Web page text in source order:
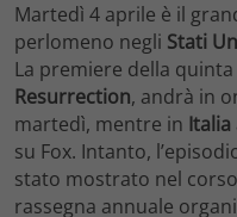
Martedì 4 aprile è il
perlomeno negli Stati
La premiere della
Resurrection, andrà in
martedì, mentre in Italia
su Fox. Intanto,
stato mostrato nel
rassegna annuale